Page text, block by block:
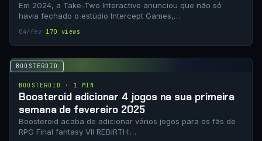
Em 2024, a Take-Two Interactive anunciou que não só
havia fechado o estúdio Intercept Games,…
04/fev · 170 views
BOOSTEROID
BOOSTEROID · 1 MIN
Boosteroid adicionar 4 jogos na sua primeira
semana de fevereiro 2025
Boosteroid acaba de adicionar vários jogos para os fãs de
RPG Final fantasy VII REBIRTH:…